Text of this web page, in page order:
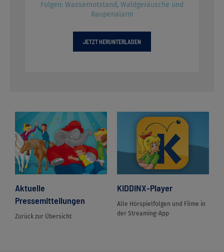
Folgen: Wassernotstand, Waldgeräusche und
Raupenalarm
JETZT HERUNTERLADEN
Aktuelle
Pressemitteilungen
Zurück zur Übersicht
KIDDINX-Player
Alle Hörspielfolgen und Filme in
der Streaming-App